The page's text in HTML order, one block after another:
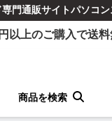
専門通販サイトパソコ
円以上のご購入で送
商品を検索